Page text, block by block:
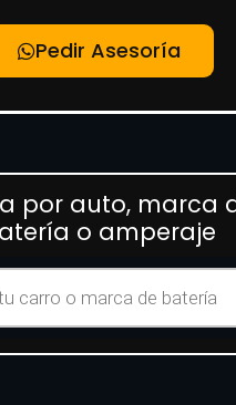
Pedir Asesoría
por auto, marca
o amperaje